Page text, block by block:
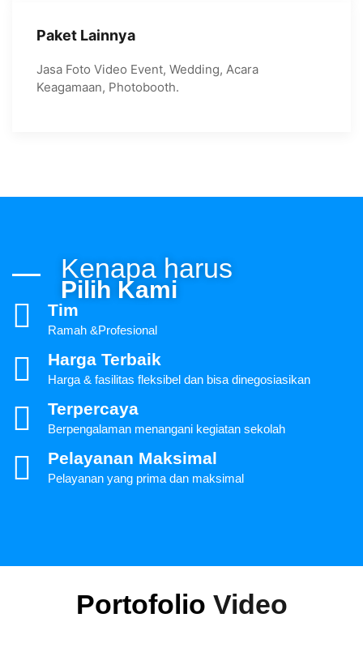
Paket Lainnya
Jasa Foto Video Event, Wedding, Acara
Keagamaan, Photobooth.
Kenapa harus
Pilih Kami
Tim
Ramah &Profesional
Harga Terbaik
Harga & fasilitas fleksibel dan bisa dinegosiasikan
Terpercaya
Berpengalaman menangani kegiatan sekolah
Pelayanan Maksimal
Pelayanan yang prima dan maksimal
Portofolio Video